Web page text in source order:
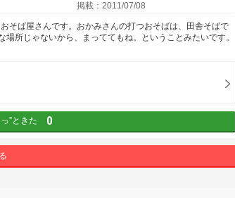
掲載：2011/07/08
そば屋さんです。おかみさんの打つおそばは、田舎そばで
所じゃないから、まっててもね。ということみたいです。
”ときた 0